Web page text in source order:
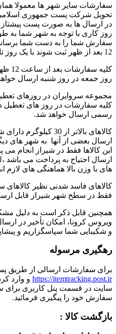
سفارشات سایر شهر ها معمولا
تحویل شرکت پست جمهوری
روز کاری با توجه به شهر شما به
سفارش شما را به دست شما
12 بعد از ظهر ثبت شوند با یک روز تاخیر ارسال خواهند شد.
روز جمعه در روز شنبه ارسال
مجموعه سروایران در روزهای
کلیه سفارشات در روز های تعطیل
رسمی ارسال خواهد شد.
کالاهای بالاتر از 30
ارسال بعضی از آنها به شهر های
این کالاها فقط در شیراز انجام
ارسال احتیاج به پرداخت می باشد
های با وزن بالا هماهنگی های لازم
کالاهای فاسد شدنی نظیر
فقط در سطح شهر شیراز قابل
همچنین قابل ذکر است به دلیل
ویروس کرونا، امکان تأخیر در
و شکیبایی شما سپاسگزاریم و
رهگیری مرسوله
برای سفارشات ارسالی از طریق
https://itemtracking.post.ir و وارد
سایت در قسمت پنل کاربری برای
سفارش خود را پیگیری فرمائید.
بازگشت کالا :